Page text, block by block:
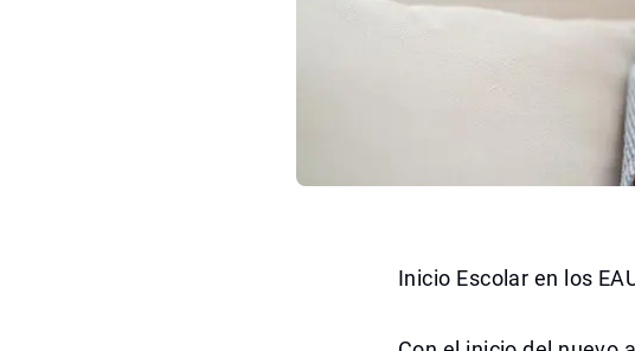
Inicio Escolar en los